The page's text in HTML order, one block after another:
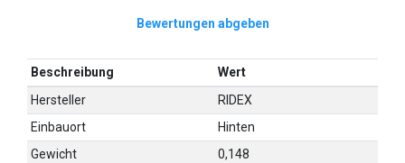
Bewertungen abgeben
Beschreibung
Wert
Hersteller
RIDEX
Einbauort
Hinten
Gewicht
0,148